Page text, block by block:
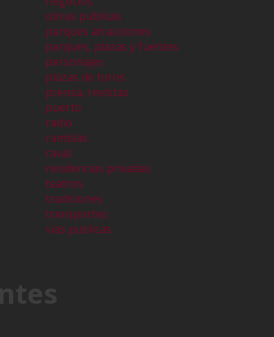
obras públicas
parques atracciones
parques, plazas y fuentes
personajes
plazas de toros
prensa, revistas
puerto
radio
ramblas
raval
residencias privadas
teatros
tradiciones
transportes
vias publicas